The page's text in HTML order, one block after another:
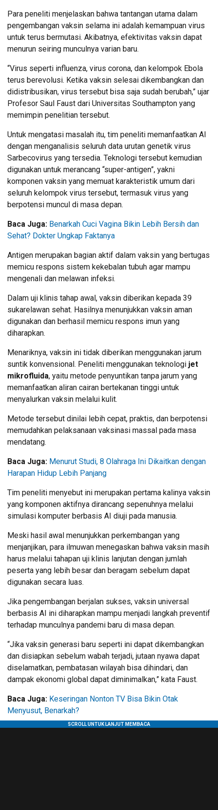
Para peneliti menjelaskan bahwa tantangan utama dalam
pengembangan vaksin selama ini adalah kemampuan virus
untuk terus bermutasi. Akibatnya, efektivitas vaksin dapat
menurun seiring munculnya varian baru.
“Virus seperti influenza, virus corona, dan kelompok Ebola
terus berevolusi. Ketika vaksin selesai dikembangkan dan
didistribusikan, virus tersebut bisa saja sudah berubah,” ujar
Profesor Saul Faust dari Universitas Southampton yang
memimpin penelitian tersebut.
Untuk mengatasi masalah itu, tim peneliti memanfaatkan AI
dengan menganalisis seluruh data urutan genetik virus
Sarbecovirus yang tersedia. Teknologi tersebut kemudian
digunakan untuk merancang “super-antigen”, yakni
komponen vaksin yang memuat karakteristik umum dari
seluruh kelompok virus tersebut, termasuk virus yang
berpotensi muncul di masa depan.
Baca Juga: Benarkah Cuci Vagina Bikin Lebih Bersih dan
Sehat? Dokter Ungkap Faktanya
Antigen merupakan bagian aktif dalam vaksin yang bertugas
memicu respons sistem kekebalan tubuh agar mampu
mengenali dan melawan infeksi.
Dalam uji klinis tahap awal, vaksin diberikan kepada 39
sukarelawan sehat. Hasilnya menunjukkan vaksin aman
digunakan dan berhasil memicu respons imun yang
diharapkan.
Menariknya, vaksin ini tidak diberikan menggunakan jarum
suntik konvensional. Peneliti menggunakan teknologi jet
mikrofluida, yaitu metode penyuntikan tanpa jarum yang
memanfaatkan aliran cairan bertekanan tinggi untuk
menyalurkan vaksin melalui kulit.
Metode tersebut dinilai lebih cepat, praktis, dan berpotensi
memudahkan pelaksanaan vaksinasi massal pada masa
mendatang.
Baca Juga: Menurut Studi, 8 Olahraga Ini Dikaitkan dengan
Harapan Hidup Lebih Panjang
Tim peneliti menyebut ini merupakan pertama kalinya vaksin
yang komponen aktifnya dirancang sepenuhnya melalui
simulasi komputer berbasis AI diuji pada manusia.
Meski hasil awal menunjukkan perkembangan yang
menjanjikan, para ilmuwan menegaskan bahwa vaksin masih
harus melalui tahapan uji klinis lanjutan dengan jumlah
peserta yang lebih besar dan beragam sebelum dapat
digunakan secara luas.
Jika pengembangan berjalan sukses, vaksin universal
berbasis AI ini diharapkan mampu menjadi langkah preventif
terhadap munculnya pandemi baru di masa depan.
“Jika vaksin generasi baru seperti ini dapat dikembangkan
dan disiapkan sebelum wabah terjadi, jutaan nyawa dapat
diselamatkan, pembatasan wilayah bisa dihindari, dan
dampak ekonomi global dapat diminimalkan,” kata Faust.
Baca Juga: Keseringan Nonton TV Bisa Bikin Otak
Menyusut, Benarkah?